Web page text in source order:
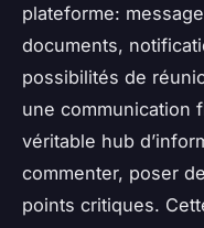
plateforme:
documents,
possibilités de
une communication
véritable hub
commenter, poser
points critiques.